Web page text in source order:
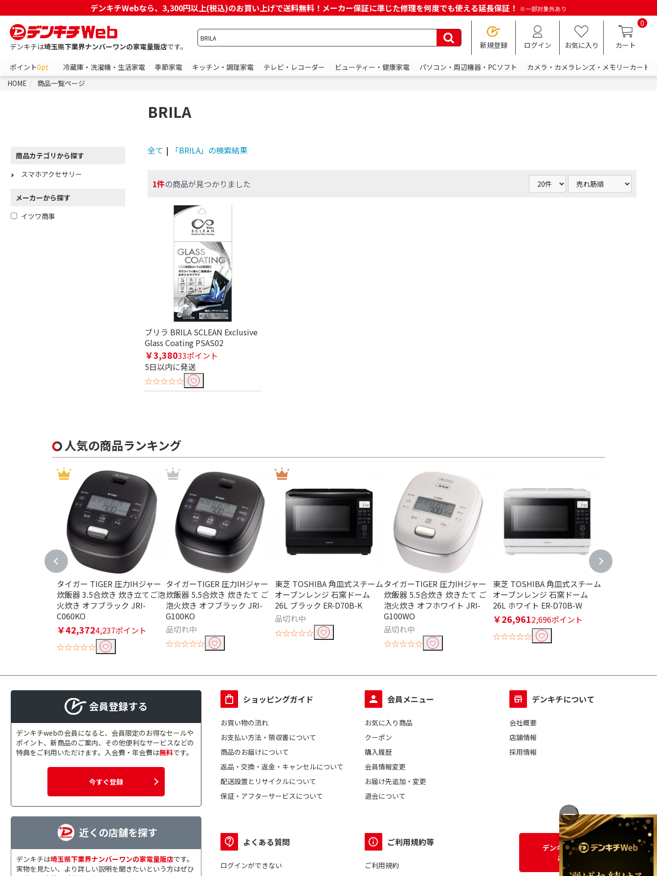
デンキチWebなら、3,300円以上(税込)のお買い上げで送料無料！メーカー保証に準じた修理を何度でも使える延長保証！ ※一部対象外あり
デンキチは埼玉県下業界ナンバーワンの家電量販店です。 新規登録 ログイン お気に入り
0
カート
ポイント0pt 冷蔵庫・洗濯機・生活家電 季節家電 キッチン・調理家電 テレビ・レコーダー ビューティー・健康家電 パソコン・周辺機器・PCソフト
カメラ・カメラレンズ・メモリーカード
HOME
商品一覧ページ
BRILA
全て | 「BRILA」の検索結果
1件の商品が見つかりました
ブリラ BRILA SCLEAN Exclusive
Glass Coating PSAS02
￥3,38033ポイント
5日以内に発送
☆☆☆☆☆
商品カテゴリから探す
スマホアクセサリー
メーカーから探す
イツワ商事
フリーワードで絞り込む
除外する にチェックを入れると、指定したワードを除外して検索します。
円
人気の商品ランキング
タイガー TIGER 圧力IHジャー
炊飯器 3.5合炊き 炊き立てご泡
火炊き オフブラック JRI-
C060KO
￥42,3724,237ポイント
☆☆☆☆☆
タイガーTIGER 圧力IHジャー
炊飯器 5.5合炊き 炊きたて ご
泡火炊き オフブラック JRI-
G100KO
品切れ中
☆☆☆☆☆
東芝 TOSHIBA 角皿式スチーム
オーブンレンジ 石窯ドーム
26L ブラック ER-D70B-K
品切れ中
☆☆☆☆☆
タイガーTIGER 圧力IHジャー
炊飯器 5.5合炊き 炊きたて ご
泡火炊き オフホワイト JRI-
G100WO
品切れ中
☆☆☆☆☆
東芝 TOSHIBA 角皿式スチーム
オーブンレンジ 石窯ドーム
26L ホワイト ER-D70B-W
￥26,9612,696ポイント
☆☆☆☆☆
会員登録する
デンキチwebの会員になると、会員限定のお得なセールや
ポイント、新商品のご案内、その他便利なサービスなどの
特典をご利用いただけます。入会費・年会費は無料です。
今すぐ登録
近くの店舗を探す
デンキチは埼玉県下業界ナンバーワンの家電量販店です。
実物を見たい、より詳しい説明を聞きたいという方はぜひ
ショッピングガイド
お買い物の流れ
お支払い方法・領収書について
商品のお届けについて
返品・交換・返金・キャンセルについて
配送設置とリサイクルについて
保証・アフターサービスについて
会員メニュー
お気に入り商品
クーポン
購入履歴
会員情報変更
お届け先追加・変更
退会について
デンキチについて
会社概要
店舗情報
採用情報
よくある質問
ログインができない
ご利用規約等
ご利用規約
デンキチWEBに関する
お問い合わせ